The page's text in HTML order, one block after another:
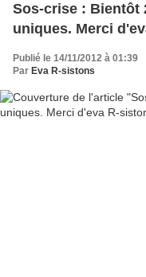
Sos-crise : Bientôt
uniques. Merci
Publié le 14/11/2012 à 01:39
Par Eva R-sistons